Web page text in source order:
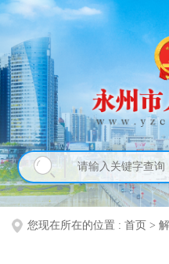
您现在所在的位置 : 首页 >